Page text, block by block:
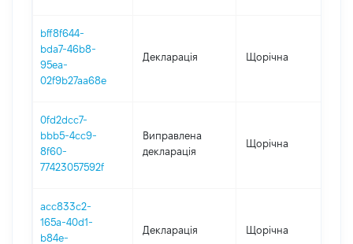
bff8f644-
bda7-46b8-
95ea-
02f9b27aa68e
Декларація Щорічна
0fd2dcc7-
bbb5-4cc9-
8f60-
77423057592f
Виправлена
декларація
Щорічна
acc833c2-
165a-40d1-
b84e-
Декларація Щорічна